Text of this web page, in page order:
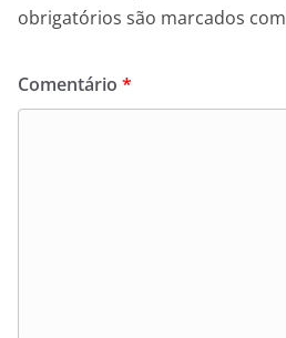
obrigatórios são marcados com
Comentário *